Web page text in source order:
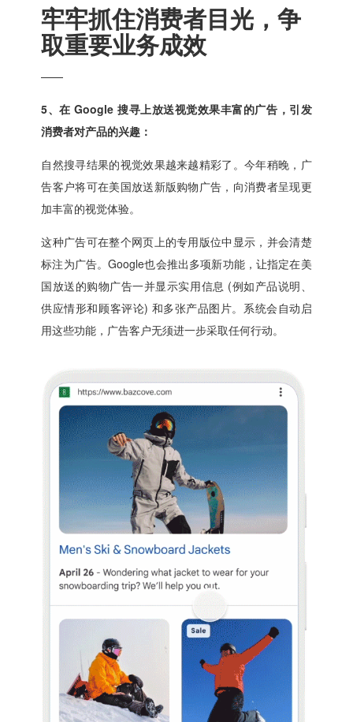
牢牢抓住消费者目光，争
取重要业务成效
——
5、在 Google 搜寻上放送视觉效果丰富的广告，引发
消费者对产品的兴趣：
自然搜寻结果的视觉效果越来越精彩了。今年稍晚，广
告客户将可在美国放送新版购物广告，向消费者呈现更
加丰富的视觉体验。
这种广告可在整个网页上的专用版位中显示，并会清楚
标注为广告。Google也会推出多项新功能，让指定在美
国放送的购物广告一并显示实用信息 (例如产品说明、
供应情形和顾客评论) 和多张产品图片。系统会自动启
用这些功能，广告客户无须进一步采取任何行动。